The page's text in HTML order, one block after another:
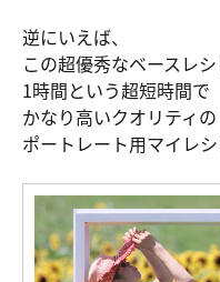
逆にいえば、
この超優秀なベースレ
1時間という超短時間で
かなり高いクオリティの
ポートレート用マイレ